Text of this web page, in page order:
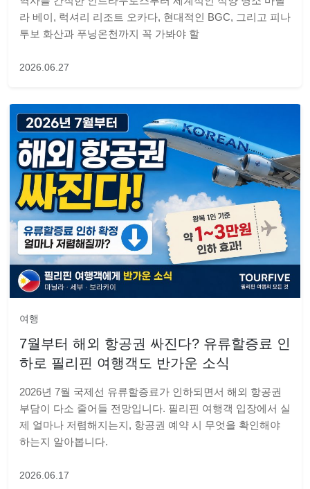
라 베이, 럭셔리 리조트 오카다, 현대적인 BGC, 그리고 피나
투보 화산과 푸닝온천까지 꼭 가봐야 할
2026.06.27
여행
7월부터 해외 항공권 싸진다? 유류할증료 인
하로 필리핀 여행객도 반가운 소식
2026년 7월 국제선 유류할증료가 인하되면서 해외 항공권
부담이 다소 줄어들 전망입니다. 필리핀 여행객 입장에서 실
제 얼마나 저렴해지는지, 항공권 예약 시 무엇을 확인해야
하는지 알아봅니다.
2026.06.17